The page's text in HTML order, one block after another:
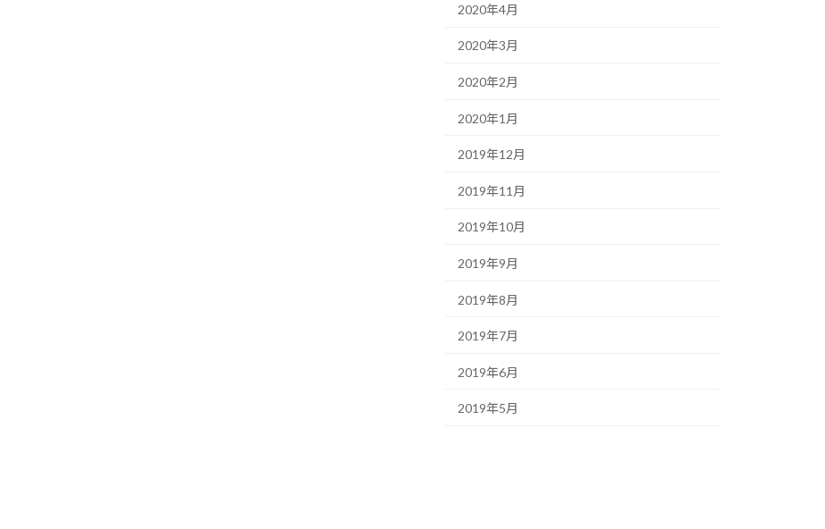
2020年4月
2020年3月
2020年2月
2020年1月
2019年12月
2019年11月
2019年10月
2019年9月
2019年8月
2019年7月
2019年6月
2019年5月